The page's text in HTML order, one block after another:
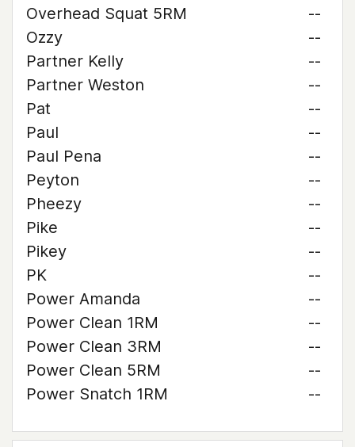
Overhead Squat 5RM
--
Ozzy
--
Partner Kelly
--
Partner Weston
--
Pat
--
Paul
--
Paul Pena
--
Peyton
--
Pheezy
--
Pike
--
Pikey
--
PK
--
Power Amanda
--
Power Clean 1RM
--
Power Clean 3RM
--
Power Clean 5RM
--
Power Snatch 1RM
--